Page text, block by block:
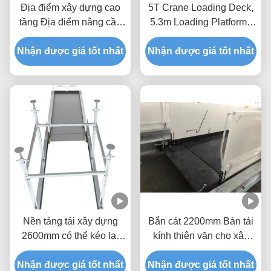
Địa điểm xây dựng cao
tầng Địa điểm nâng cần
cẩu Nền tảng kéo ra
2600mm Độ rộng
MLP2600
Nhận được giá tốt nhất
5T Crane Loading Deck,
5.3m Loading Platforms
cho các tòa nhà
MLP3200-H
Nhận được giá tốt nhất
Nền tảng tải xây dựng
2600mm có thể kéo lại
chống ăn mòn
Nhận được giá tốt nhất
Bắn cát 2200mm Bàn tải
kính thiên văn cho xây
dựng
Nhận được giá tốt nhất